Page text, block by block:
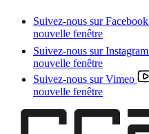
Suivez-nous sur Facebook
nouvelle fenêtre
Suivez-nous sur Instagram
nouvelle fenêtre
Suivez-nous sur Vimeo
nouvelle fenêtre